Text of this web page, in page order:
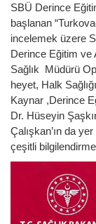
SBÜ Derince
başlanan
incelemek üzere
Derince Eğitim ve
Sağlık Müdürü
heyet, Halk
Kaynar ,Derince
Dr. Hüseyin
Çalışkan’ın da
çeşitli